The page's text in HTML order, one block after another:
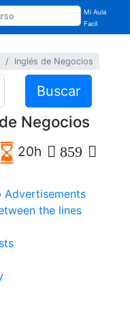
Mi Aula
Facil
Inglés de Negocios
Buscar
Negocios
20h 859
Advertisements
the lines